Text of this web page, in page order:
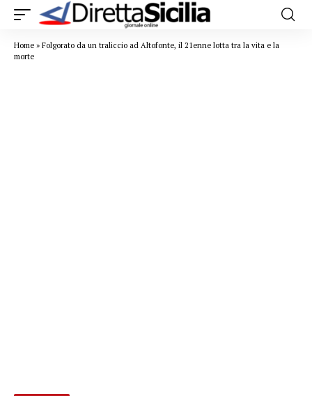
Home » Folgorato da un traliccio ad Altofonte, il 21enne lotta tra la vita e la
morte